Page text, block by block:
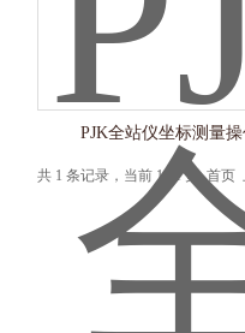
PJK全站仪坐标测量
共 1 条记录，当前 1 / 1 页 首